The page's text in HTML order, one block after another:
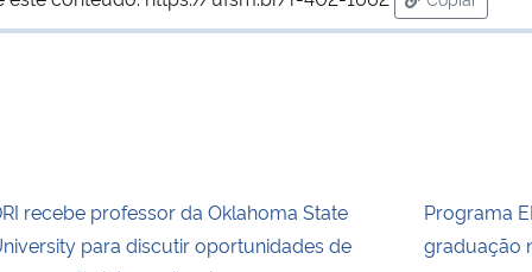
para área
recebe professor da Oklahoma State
para discutir oportunidades de
Programa
graduação